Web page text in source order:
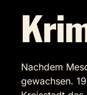
Nachdem
gewachsen.